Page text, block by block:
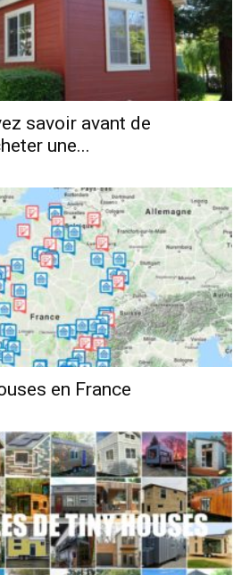
savoir avant de
une...
en France